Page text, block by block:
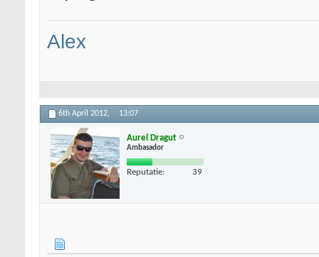
Alex
6th April 2012, 13:07
Aurel Dragut
Ambasador
Reputatie: 39